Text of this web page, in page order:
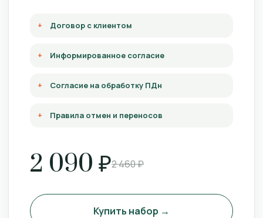
Договор с клиентом
Информированное согласие
Согласие на обработку ПДн
Правила отмен и переносов
2 090 ₽2 460 ₽
Купить набор →